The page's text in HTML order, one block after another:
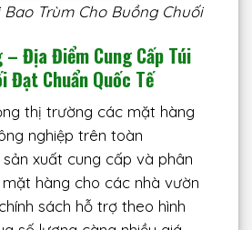
Bao Trùm Cho Buồng Chuối
– Địa Điểm Cung Cấp Túi
Đạt Chuẩn Quốc Tế
thị trường các mặt hàng
nghiệp trên toàn
xuất cung cấp và phân
hàng cho các nhà vườn
sách hỗ trợ theo hình